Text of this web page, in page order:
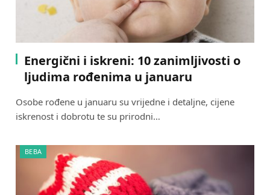
Energični i iskreni: 10 zanimljivosti o
ljudima rođenima u januaru
Osobe rođene u januaru su vrijedne i detaljne, cijene
iskrenost i dobrotu te su prirodni…
BEBA